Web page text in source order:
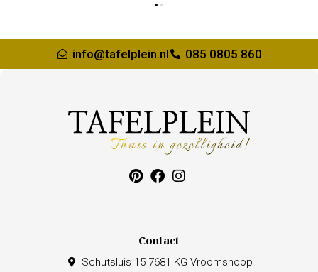
info@tafelplein.nl 085 0805 860
Contact
Schutsluis 15 7681 KG Vroomshoop